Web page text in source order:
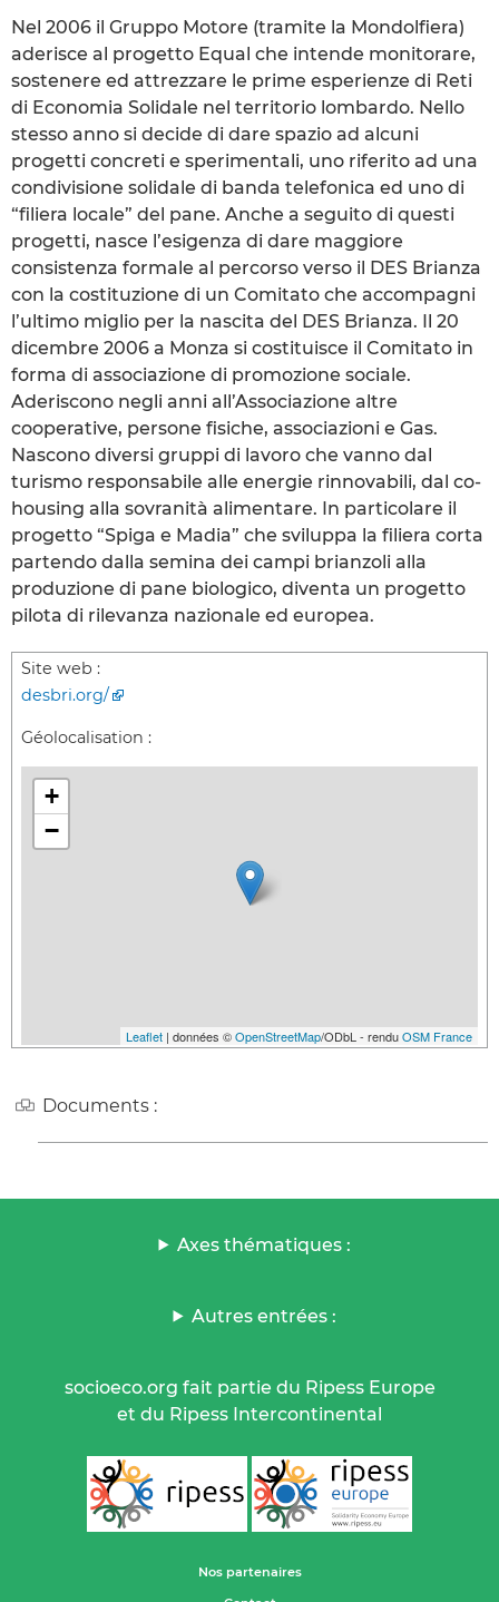
Nel 2006 il Gruppo Motore (tramite la Mondolfiera)
aderisce al progetto Equal che intende monitorare,
sostenere ed attrezzare le prime esperienze di Reti
di Economia Solidale nel territorio lombardo. Nello
stesso anno si decide di dare spazio ad alcuni
progetti concreti e sperimentali, uno riferito ad una
condivisione solidale di banda telefonica ed uno di
“filiera locale” del pane. Anche a seguito di questi
progetti, nasce l’esigenza di dare maggiore
consistenza formale al percorso verso il DES Brianza
con la costituzione di un Comitato che accompagni
l’ultimo miglio per la nascita del DES Brianza. Il 20
dicembre 2006 a Monza si costituisce il Comitato in
forma di associazione di promozione sociale.
Aderiscono negli anni all’Associazione altre
cooperative, persone fisiche, associazioni e Gas.
Nascono diversi gruppi di lavoro che vanno dal
turismo responsabile alle energie rinnovabili, dal co-
housing alla sovranità alimentare. In particolare il
progetto “Spiga e Madia” che sviluppa la filiera corta
partendo dalla semina dei campi brianzoli alla
produzione di pane biologico, diventa un progetto
pilota di rilevanza nazionale ed europea.
Site web :
desbri.org/
Géolocalisation :
+
−
Leaflet | données ©OpenStreetMap/ODbL - renduOSM France
Documents :
Axes thématiques :
Autres entrées :
socioeco.org fait partie du Ripess Europe
et du Ripess Intercontinental
Nos partenaires